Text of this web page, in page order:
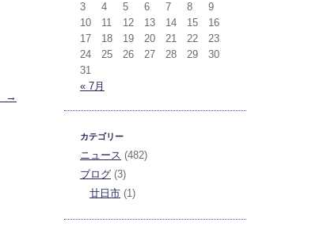
« 7月
3
4 5 6 7 8
9
10
11 12 13 14 15
16
17
18 19 20 21 22
23
24
25 26 27 28 29
30
31
カテゴリー
ニュース (482)
ブログ (3)
廿日市 (1)
→